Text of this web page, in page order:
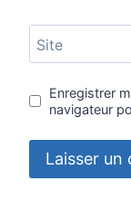
Site
Enregistrer
navigateur